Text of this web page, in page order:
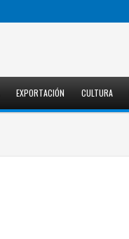
EXPORTACIÓN CULTURA